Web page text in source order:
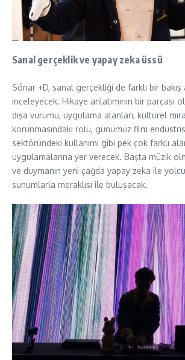
Sanal gerçeklik ve yapay zeka üssü
Sónar +D, sanal gerçekliği de farklı bir bakış
inceleyecek. Hikaye anlatımının bir parçası
dışa vurumu, uygulama alanları, kültürel
korunmasındaki rolü, günümüz film
sektöründeki kullanımı gibi pek çok farklı
uygulamalarına yer verecek. Başta müzik
ve duymanın yeni çağda yapay zeka ile
sunumlarla meraklısı ile buluşacak.